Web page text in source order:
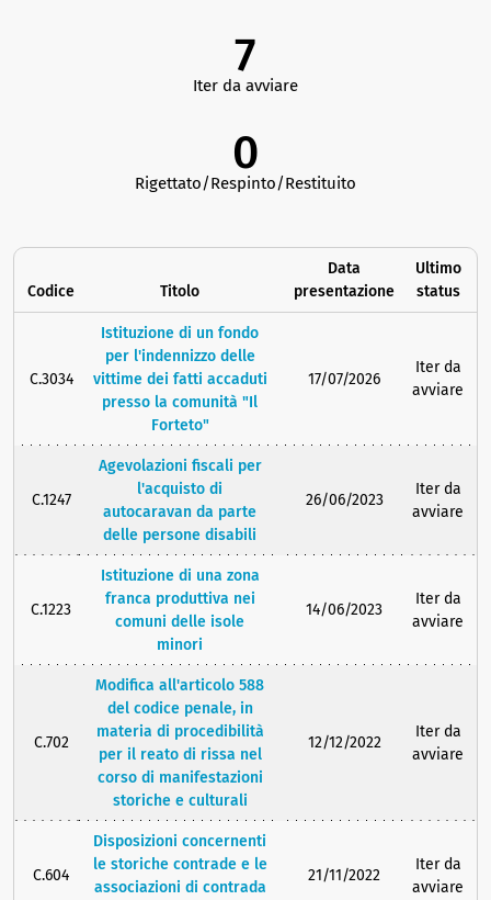
7
Iter da avviare
0
Rigettato/Respinto/Restituito
Codice Titolo
Data
presentazione
Ultimo
status
C.3034
Istituzione di un fondo
per l'indennizzo delle
vittime dei fatti accaduti
presso la comunità "Il
Forteto"
17/07/2026
Iter da
avviare
C.1247
Agevolazioni fiscali per
l'acquisto di
autocaravan da parte
delle persone disabili
26/06/2023
Iter da
avviare
C.1223
Istituzione di una zona
franca produttiva nei
comuni delle isole
minori
14/06/2023
Iter da
avviare
C.702
Modifica all'articolo 588
del codice penale, in
materia di procedibilità
per il reato di rissa nel
corso di manifestazioni
storiche e culturali
12/12/2022
Iter da
avviare
C.604
Disposizioni concernenti
le storiche contrade e le
associazioni di contrada
21/11/2022
Iter da
avviare